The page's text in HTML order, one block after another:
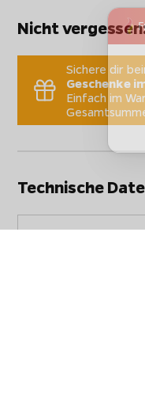
Nicht
Sichere dir
Geschenke
Einfach im
Technische